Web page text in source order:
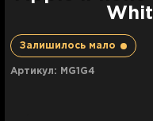
Залишилось мало
Артикул: MG1G4